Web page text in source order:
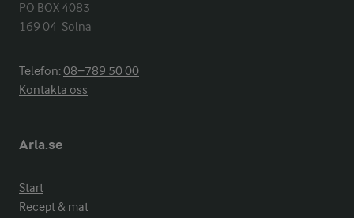
PO BOX 4083
169 04  Solna
Telefon:08−789 50 00
Kontakta oss
Arla.se
Start
Recept & mat